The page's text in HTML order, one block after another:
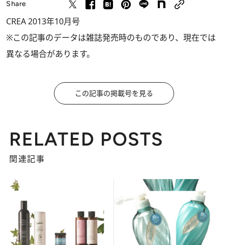
Share
CREA 2013年10月号
※この記事のデータは雑誌発売時のものであり、現在では
異なる場合があります。
この記事の掲載号を見る
RELATED POSTS
関連記事